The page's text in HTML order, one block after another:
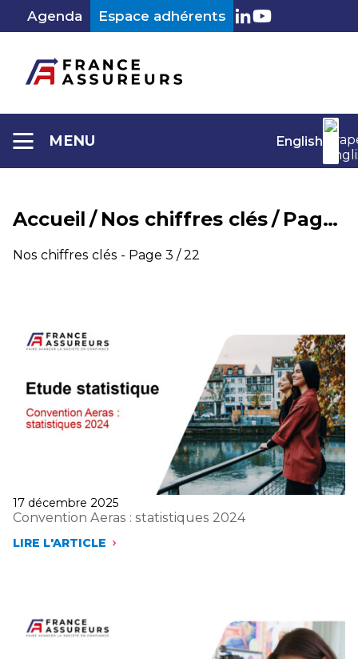
contenu
Agenda Espace adhérents LinkedIn
Youtube
MENU English
Accueil / Nos chiffres clés/ Page 3
Catégorie :
Nos chiffres clés - Page 3 / 22
Publié
le
17 décembre 2025
Convention Aeras : statistiques 2024
LIRE L'ARTICLE
CONVENTION